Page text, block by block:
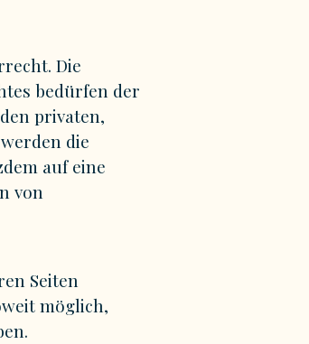
Die
bedürfen der
privaten,
die
auf eine
von
Seiten
möglich,